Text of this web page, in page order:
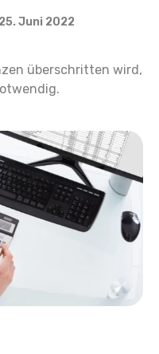
25. Juni 2022
überschritten wird,